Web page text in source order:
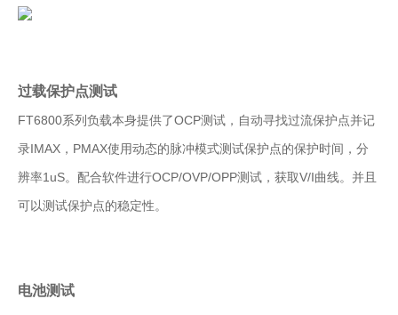
过载保护点测试
FT6800系列负载本身提供了OCP测试，自动寻找过流保护点并记
录IMAX，PMAX使用动态的脉冲模式测试保护点的保护时间，分
辨率1uS。配合软件进行OCP/OVP/OPP测试，获取V/I曲线。并且
可以测试保护点的稳定性。
电池测试